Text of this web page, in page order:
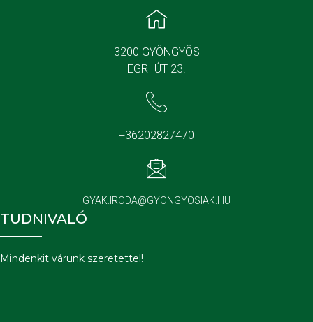
3200 GYÖNGYÖS
EGRI ÚT 23.
+36202827470
GYAK.IRODA@GYONGYOSIAK.HU
TUDNIVALÓ
Mindenkit várunk szeretettel!